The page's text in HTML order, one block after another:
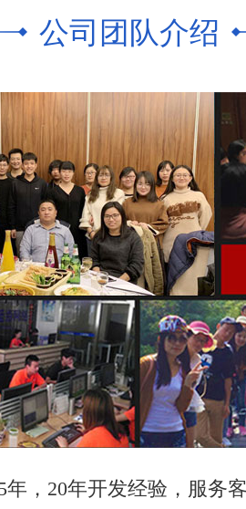
公司团队介绍
年，20年开发经验，服务